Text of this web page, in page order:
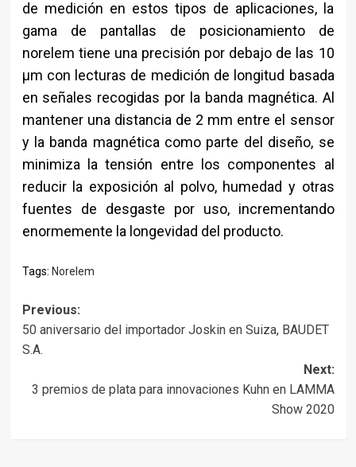
de medición en estos tipos de aplicaciones, la
gama de pantallas de posicionamiento de
norelem tiene una precisión por debajo de las 10
µm con lecturas de medición de longitud basada
en señales recogidas por la banda magnética. Al
mantener una distancia de 2 mm entre el sensor
y la banda magnética como parte del diseño, se
minimiza la tensión entre los componentes al
reducir la exposición al polvo, humedad y otras
fuentes de desgaste por uso, incrementando
enormemente la longevidad del producto.
Tags: Norelem
Post
navigation
Previous:
50 aniversario del importador Joskin en Suiza, BAUDET
S.A.
Next:
3 premios de plata para innovaciones Kuhn en LAMMA
Show 2020